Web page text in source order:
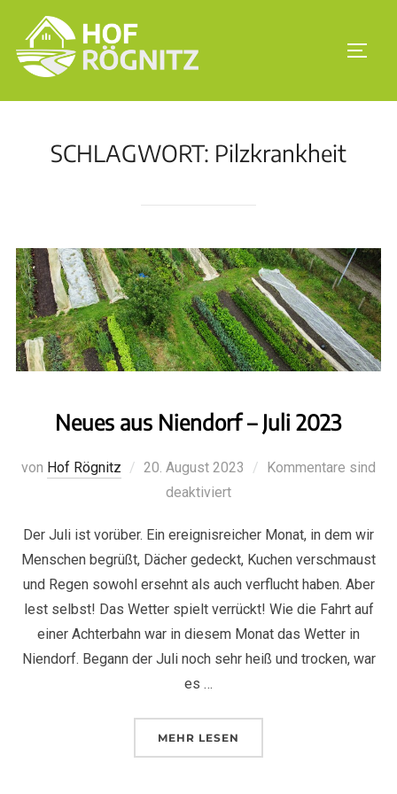
SCHLAGWORT: Pilzkrankheit
Neues aus Niendorf – Juli 2023
von Hof Rögnitz 20. August 2023
Kommentare sind
deaktiviert
Der Juli ist vorüber. Ein ereignisreicher Monat, in dem wir
Menschen begrüßt, Dächer gedeckt, Kuchen verschmaust
und Regen sowohl ersehnt als auch verflucht haben. Aber
lest selbst! Das Wetter spielt verrückt! Wie die Fahrt auf
einer Achterbahn war in diesem Monat das Wetter in
Niendorf. Begann der Juli noch sehr heiß und trocken, war
es …
MEHR LESEN